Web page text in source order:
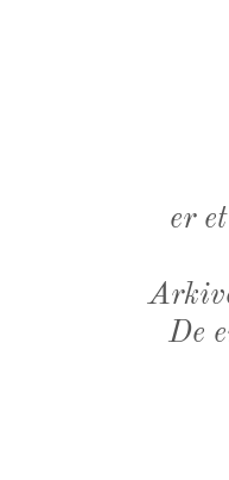
er
De